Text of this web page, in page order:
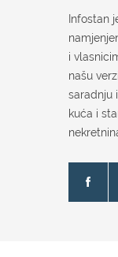
Infostan
i
našu
saradnju
kuća i